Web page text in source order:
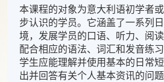
本课程的对象为意大利语初学者
步认识的学员。它涵盖了一系列
境，发展学员的口语、听力、阅读
配合相应的语法、词汇和发音练
学生应能理解并使用基本的日常
出并回答有关个人基本资讯的问